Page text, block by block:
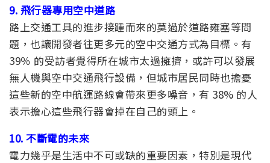
9. 飛行器專用空中道路
路上交通工具的進步接踵而來的莫過於道路雍塞等問
題，也讓開發者往更多元的空中交通方式為目標。有
39％ 的受訪者覺得所在城市太過擁擠，或許可以發展
無人機與空中交通飛行設備，但城市居民同時也擔憂
這些新的空中航運路線會帶來更多噪音，有 38% 的人
表示擔心這些飛行器會掉在自己的頭上。
10. 不斷電的未來
電力幾乎是生活中不可或缺的重要因素，特別是現代